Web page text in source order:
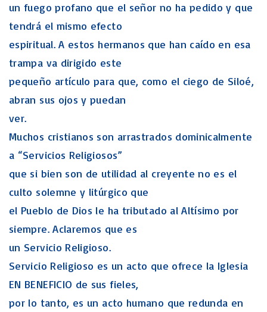
un fuego profano que el señor no ha pedido y que
tendrá el mismo efecto
espiritual. A estos hermanos que han caído en esa
trampa va dirigido este
pequeño artículo para que, como el ciego de Siloé,
abran sus ojos y puedan
ver.
Muchos cristianos son arrastrados dominicalmente
a “Servicios Religiosos”
que si bien son de utilidad al creyente no es el
culto solemne y litúrgico que
el Pueblo de Dios le ha tributado al Altísimo por
siempre. Aclaremos que es
un Servicio Religioso.
Servicio Religioso es un acto que ofrece la Iglesia
EN BENEFICIO de sus fieles,
por lo tanto, es un acto humano que redunda en